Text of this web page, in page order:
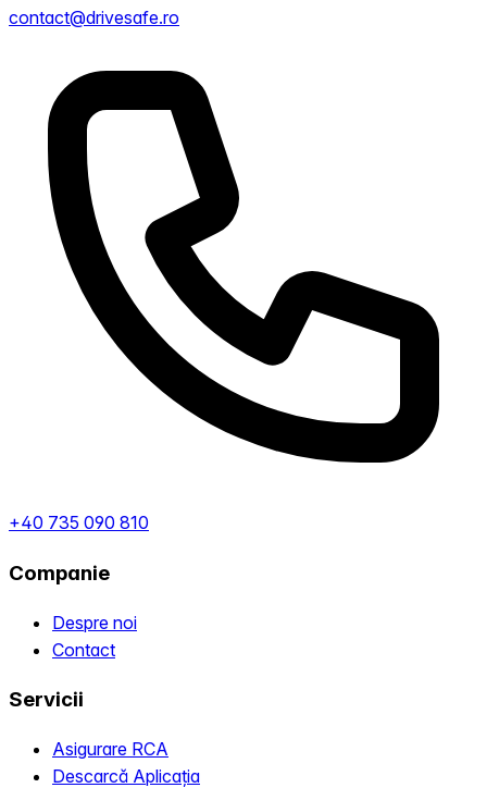
contact@drivesafe.ro
+40 735 090 810
Companie
Despre noi
Contact
Servicii
Asigurare RCA
Descarcă Aplicația